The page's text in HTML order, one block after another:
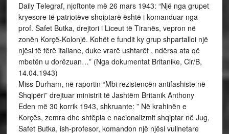
Daily Telegraf, njoftonte më 26 mars 1943: “Një nga grupet
kryesore të patriotëve shqiptarë është i komanduar nga
prof. Safet Butka, drejtori i Liceut të Tiranës, vepron në
zonën Korçë-Kolonjë. Kohët e fundit ky grup shpartalloi një
njësi të tërë italiane, duke vrarë ushtarët , ndërsa ata që
mbetën u dorëzuan…” (Nga dokumentat Britanike, Cir/B,
14.04.1943)
Miss Durham, në raportin “Mbi rezistencën antifashiste në
Shqipëri” drejtuar ministrit të Jashtëm Britanik Anthony
Eden më 30 korrik 1943, shkruante: ” Në krahinën e
Korçës, zemra dhe shtëpia e nacionalizmit shqiptar në Jug,
Safet Butka, ish-profesor, komandon një njësi vullnetare